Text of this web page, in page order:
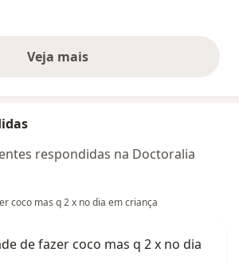
Veja maisopiniões acima
respondidas na Doctoralia
coco mas q 2 x no dia em criança
de fazer coco mas q 2 x no dia